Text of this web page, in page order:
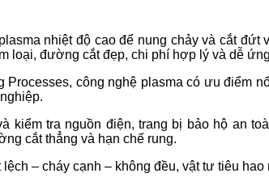
nhiệt độ cao để nung chảy và cắt
đường cắt đẹp, chi phí hợp lý và dễ
công nghệ plasma có ưu điểm
tra nguồn điện, trang bị bảo hộ an
cắt thẳng và hạn chế rung.
– cháy cạnh – không đều, vật tư tiêu hao